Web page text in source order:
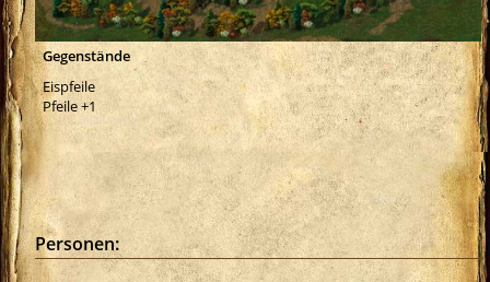
Gegenstände
Eispfeile
Pfeile +1
Personen: